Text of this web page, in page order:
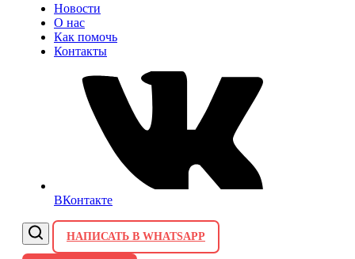
Новости
О нас
Как помочь
Контакты
ВКонтакте
НАПИСАТЬ В WHATSAPP